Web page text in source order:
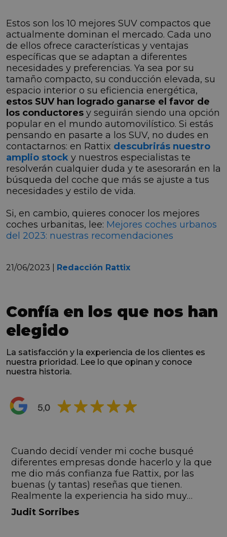
Estos son los 10 mejores SUV compactos que
actualmente dominan el mercado. Cada uno
de ellos ofrece características y ventajas
específicas que se adaptan a diferentes
necesidades y preferencias. Ya sea por su
tamaño compacto, su conducción elevada, su
espacio interior o su eficiencia energética,
estos SUV han logrado ganarse el favor de
los conductores y seguirán siendo una opción
popular en el mundo automovilístico. Si estás
pensando en pasarte a los SUV, no dudes en
contactarnos: en Rattix descubrirás nuestro
amplio stock y nuestros especialistas te
resolverán cualquier duda y te asesorarán en la
búsqueda del coche que más se ajuste a tus
necesidades y estilo de vida.
Si, en cambio, quieres conocer los mejores
coches urbanitas, lee: Mejores coches urbanos
del 2023: nuestras recomendaciones
21/06/2023 | Redacción Rattix
Confía en los que nos han
elegido
La satisfacción y la experiencia de los clientes es
nuestra prioridad. Lee lo que opinan y conoce
nuestra historia.
Cuando decidí vender mi coche busqué
diferentes empresas donde hacerlo y la que
me dio más confianza fue Rattix, por las
buenas (y tantas) reseñas que tienen.
Realmente la experiencia ha sido muy
buena, Carolina ha sido siempre muy atenta
y profesional. Finalmente mi hermana se
Judit Sorribes